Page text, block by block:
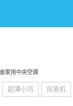
家用中央空调
超薄小巧 风管机